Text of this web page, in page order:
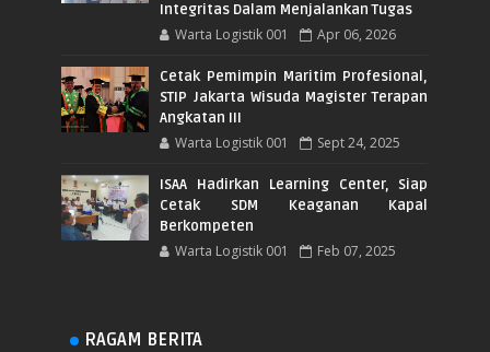
Integritas Dalam Menjalankan Tugas
Warta Logistik 001 Apr 06, 2026
Cetak Pemimpin Maritim Profesional,
STIP Jakarta Wisuda Magister Terapan
Angkatan III
Warta Logistik 001 Sept 24, 2025
ISAA Hadirkan Learning Center, Siap
Cetak SDM Keaganan Kapal
Berkompeten
Warta Logistik 001 Feb 07, 2025
RAGAM BERITA